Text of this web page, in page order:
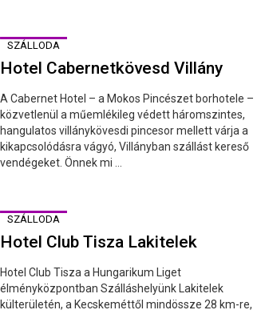
SZÁLLODA
Hotel Cabernetkövesd Villány
A Cabernet Hotel – a Mokos Pincészet borhotele –
közvetlenül a műemlékileg védett háromszintes,
hangulatos villánykövesdi pincesor mellett várja a
kikapcsolódásra vágyó, Villányban szállást kereső
vendégeket. Önnek mi ...
SZÁLLODA
Hotel Club Tisza Lakitelek
Hotel Club Tisza a Hungarikum Liget
élményközpontban Szálláshelyünk Lakitelek
külterületén, a Kecskeméttől mindössze 28 km-re,